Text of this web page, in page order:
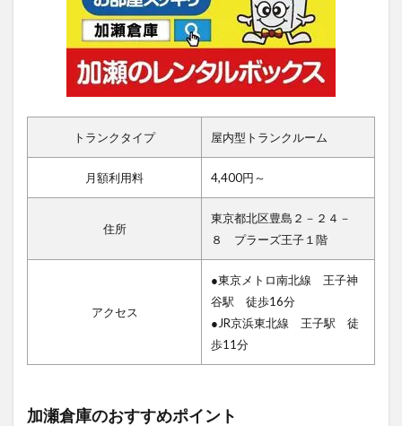
トランクタイプ 屋内型トランクルーム
月額利用料 4,400円～
住所
東京都北区豊島２－２４－
８ プラーズ王子１階
アクセス
●東京メトロ南北線 王子神
谷駅 徒歩16分
●JR京浜東北線 王子駅 徒
歩11分
加瀬倉庫のおすすめポイント